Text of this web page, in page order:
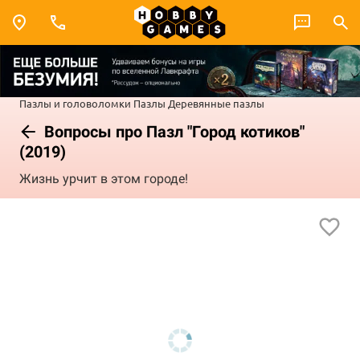
Пазлы и головоломки Пазлы Деревянные пазлы
Вопросы про Пазл "Город котиков"
(2019)
Жизнь урчит в этом городе!